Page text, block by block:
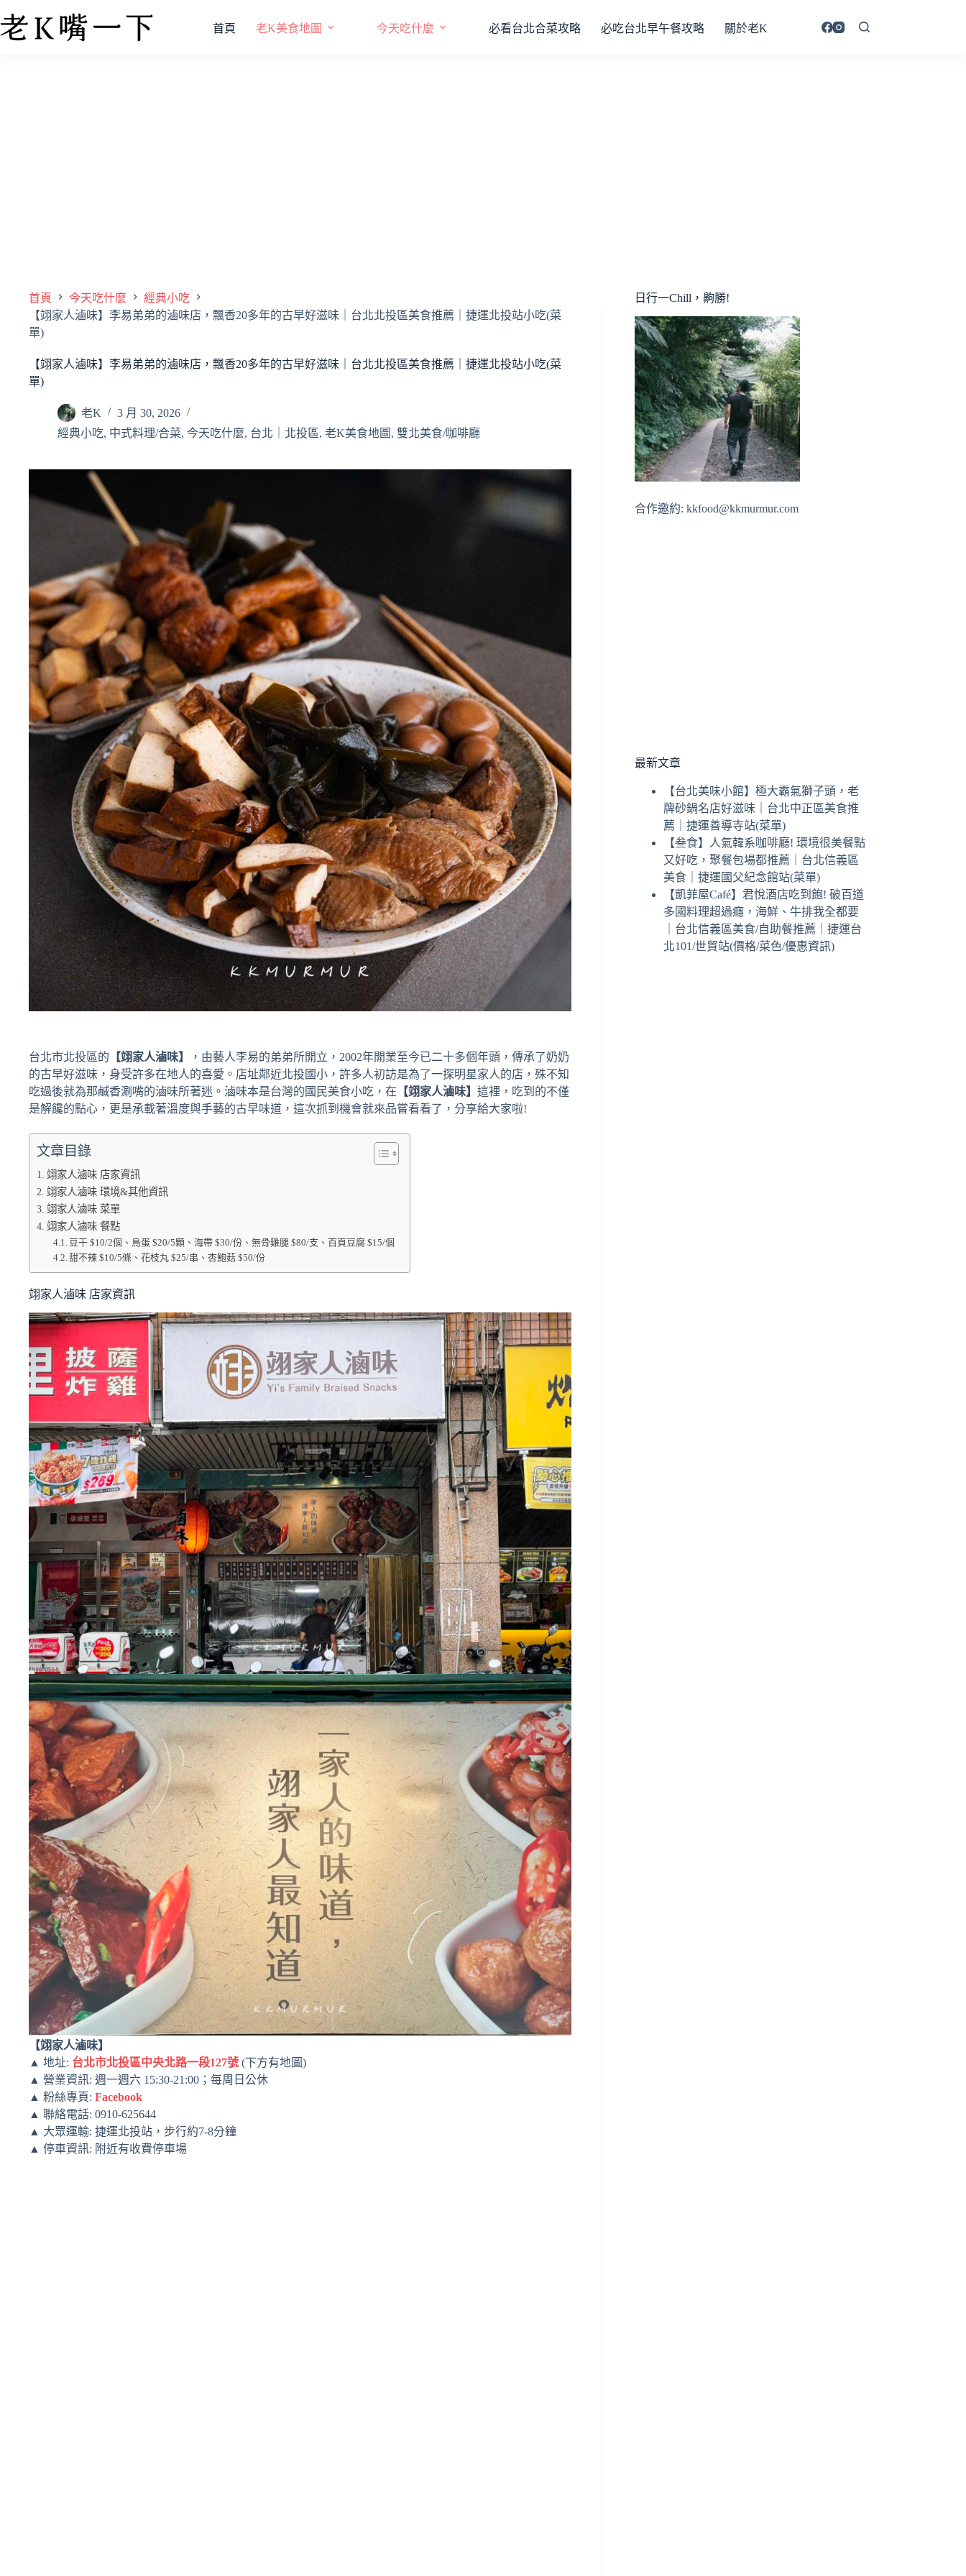
首頁 老K美食地圖 今天吃什麼 必看台北合菜攻略 必吃台北早午餐攻略 關於老K
首頁 今天吃什麼
經典小吃
【翊家人滷味】李易弟弟的滷味店，飄香20多年的古早好滋味｜台北北投區美食推薦｜捷運北投站小吃(菜
單)
【翊家人滷味】李易弟弟的滷味店，飄香20多年的古早好滋味｜台北北投區美食推薦｜捷運北投站小吃(菜
單)
老K
3 月 30, 2026
經典小吃, 中式料理/合菜, 今天吃什麼, 台北｜北投區, 老K美食地圖 , 雙北美食/咖啡廳
台北市北投區的 【翊家人滷味】
，由藝人李易的弟弟所開立，2002年開業至今已二十多個年頭，傳承了奶奶
的古早好滋味，身受許多在地人的喜愛。店址鄰近北投國小，許多人初訪是為了一探明星家人的店，殊不知
吃過後就為那鹹香涮嘴的滷味所著迷。滷味本是台灣的國民美食小吃，在 【翊家人滷味】 這裡，吃到的不僅
是解饞的點心，更是承載著溫度與手藝的古早味道，這次抓到機會就來品嘗看看了，分享給大家啦!
文章目錄
翊家人滷味 店家資訊
翊家人滷味 環境&其他資訊
翊家人滷味 菜單
翊家人滷味 餐點
豆干 $10/2個、鳥蛋 $20/5顆、海帶 $30/份、無骨雞腿 $80/支、百頁豆腐 $15/個
甜不辣 $10/5條、花枝丸 $25/串、杏鮑菇 $50/份
翊家人滷味 店家資訊
【翊家人滷味】
▲ 地址: ​ 台北市北投區中央北路一段127號 (下方有地圖)
▲ 營業資訊: ​週一週六 15:30-21:00；每周日公休
▲ 粉絲專頁: Facebook
▲ 聯絡電話: ​0910-625644
▲ 大眾運輸: ​捷運北投站，步行約7-8分鐘
▲ 停車資訊: ​附近有收費停車場
日行一Chill，齁勝!
合作邀約: kkfood@kkmurmur.com
最新文章
【台北美味小館】極大霸氣獅子頭，老
牌砂鍋名店好滋味｜台北中正區美食推
薦｜捷運善導寺站(菜單)
【叁食】人氣韓系咖啡廳! 環境很美餐點
又好吃，聚餐包場都推薦｜台北信義區
美食｜捷運國父紀念館站(菜單)
【凱菲屋Café】君悅酒店吃到飽! 破百道
多國料理超過癮，海鮮、牛排我全都要
｜台北信義區美食/自助餐推薦｜捷運台
北101/世貿站(價格/菜色/優惠資訊)